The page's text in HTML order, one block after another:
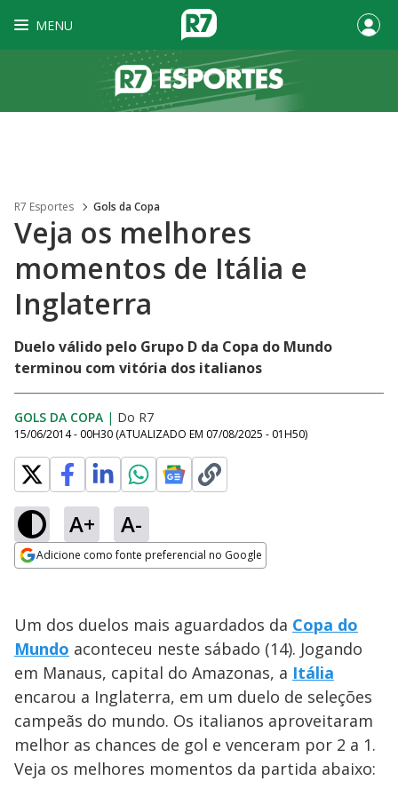
MENU
R7 Esportes Gols da Copa
Veja os melhores
momentos de Itália e
Inglaterra
Duelo válido pelo Grupo D da Copa do Mundo
terminou com vitória dos italianos
GOLS DA COPA | Do R7
15/06/2014 - 00H30 (ATUALIZADO EM 07/08/2025 - 01H50)
A+ A-
Adicione como fonte preferencial no Google
Um dos duelos mais aguardados da Copa do
Mundo aconteceu neste sábado (14). Jogando
em Manaus, capital do Amazonas, a Itália
encarou a Inglaterra, em um duelo de seleções
campeãs do mundo. Os italianos aproveitaram
melhor as chances de gol e venceram por 2 a 1.
Veja os melhores momentos da partida abaixo: